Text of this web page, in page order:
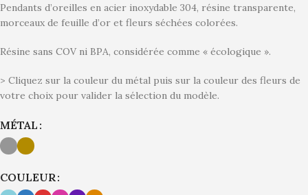
Pendants d’oreilles en acier inoxydable 304, résine transparente,
morceaux de feuille d’or et fleurs séchées colorées.
Résine sans COV ni BPA, considérée comme « écologique ».
> Cliquez sur la couleur du métal puis sur la couleur des fleurs de
votre choix pour valider la sélection du modèle.
MÉTAL
COULEUR
Alternative: